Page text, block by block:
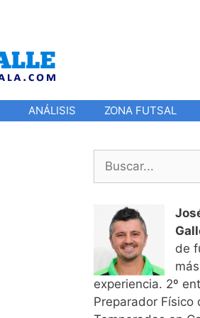
ANÁLISIS ZONA FUTSAL
Buscar:
de
experiencia. 2º
Preparador Físico